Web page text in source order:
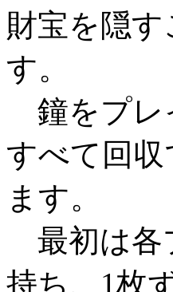
財宝を隠
す。
鐘をプレ
すべて回
ます。
最初は各
持ち、1枚